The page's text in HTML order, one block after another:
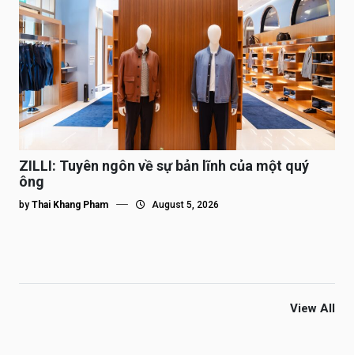
ZILLI: Tuyên ngôn về sự bản lĩnh của một quý
ông
by Thai Khang Pham August 5, 2026
View All